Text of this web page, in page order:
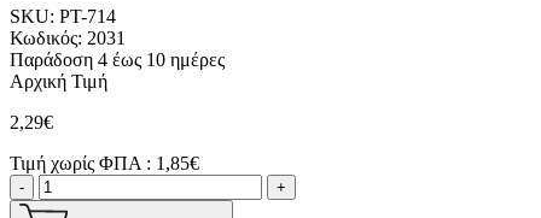
SKU: PT-714
Κωδικός: 2031
Παράδοση 4 έως 10 ημέρες
Αρχική Τιμή
2,29€
Τιμή χωρίς ΦΠΑ : 1,85€
- +